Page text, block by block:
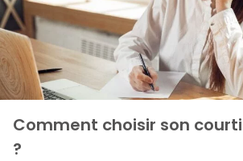
Comment choisir son
?